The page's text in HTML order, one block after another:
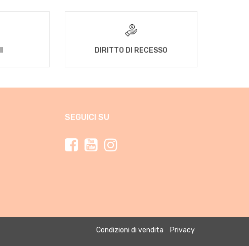
DIRITTO DI RECESSO
SEGUICI SU
Condizioni di vendita Privacy